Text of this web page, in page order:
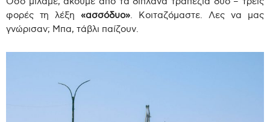
φορές τη λέξη «ασσόδυο». Κοιταζόμαστε. Λες να μας
γνώρισαν; Μπα, τάβλι παίζουν.